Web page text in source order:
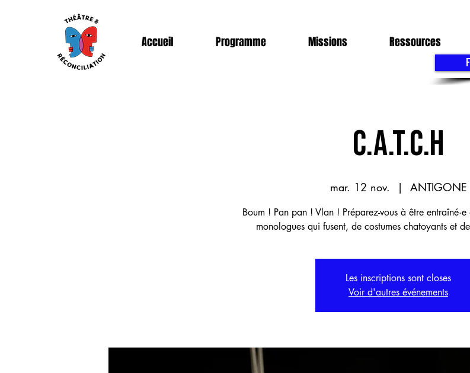
Accueil Programme Missions Ressources
C.A.T.C.H
mar. 12 nov.
  |
ANTIGONE
Boum ! Pan pan ! Vlan ! Préparez-vous à être
monologues qui fusent, de costumes chatoyants et
Les inscriptions sont closes
Voir d'autres événements